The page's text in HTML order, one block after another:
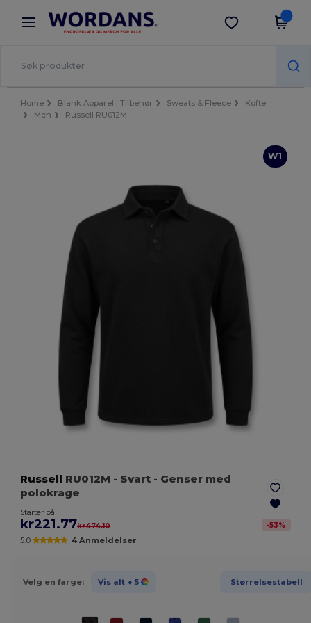
× Wordans-app
Bedre priser i appen!
Last ned app
Home Blank Apparel | Tilbehør Sweats & Fleece
Kofte
Men
Russell RU012M
W1
Russell RU012M - Svart - Genser med
polokrage
Starter på
kr221.77kr474.10 -53%
5.0 4 Anmeldelser
Velg en farge: Vis alt + 5 Størrelsestabell